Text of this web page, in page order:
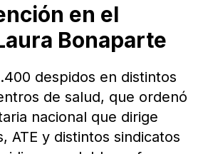
en el
Bonaparte
despidos en distintos
de salud, que ordenó
nacional que dirige
ATE y distintos sindicatos